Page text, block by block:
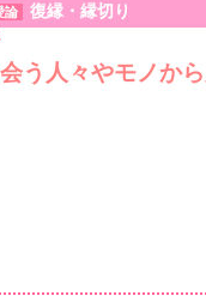
論 復縁・縁切り
う人々やモノか